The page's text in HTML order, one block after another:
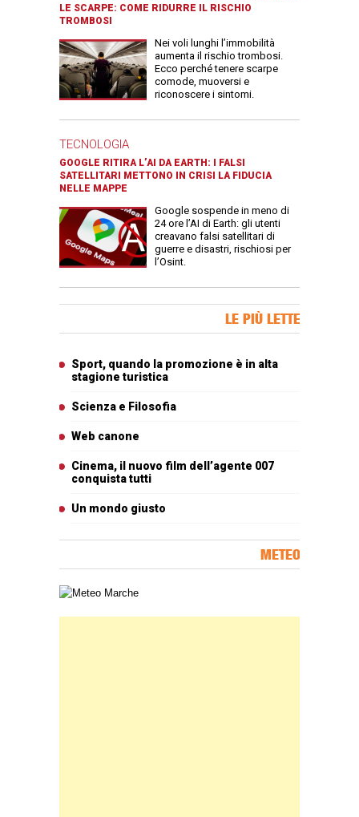
LE SCARPE: COME RIDURRE IL RISCHIO
TROMBOSI
Nei voli lunghi l’immobilità
aumenta il rischio trombosi.
Ecco perché tenere scarpe
comode, muoversi e
riconoscere i sintomi.
TECNOLOGIA
GOOGLE RITIRA L’AI DA EARTH: I FALSI
SATELLITARI METTONO IN CRISI LA FIDUCIA
NELLE MAPPE
Google sospende in meno di
24 ore l’AI di Earth: gli utenti
creavano falsi satellitari di
guerre e disastri, rischiosi per
l’Osint.
LE PIÙ LETTE
Sport, quando la promozione è in alta
stagione turistica
Scienza e Filosofia
Web canone
Cinema, il nuovo film dell’agente 007
conquista tutti
Un mondo giusto
METEO
Carta meteorologica delle Marche